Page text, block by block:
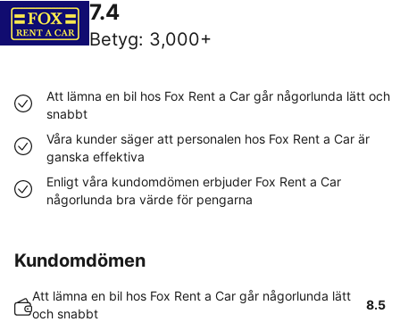
7.4
Betyg: 3,000+
Att lämna en bil hos Fox Rent a Car går någorlunda lätt och
snabbt
Våra kunder säger att personalen hos Fox Rent a Car är
ganska effektiva
Enligt våra kundomdömen erbjuder Fox Rent a Car
någorlunda bra värde för pengarna
Kundomdömen
Att lämna en bil hos Fox Rent a Car går någorlunda lätt
och snabbt
8.5